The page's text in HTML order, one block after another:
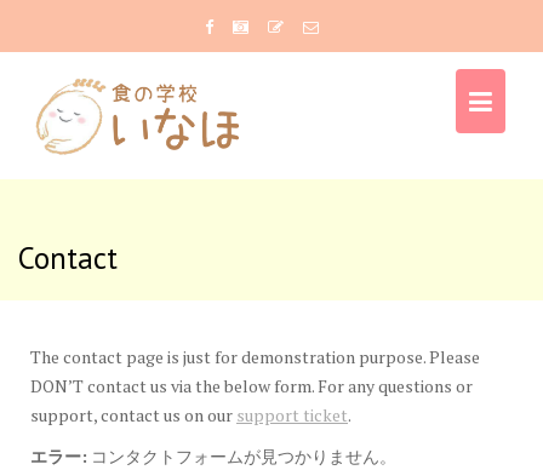
Contact
The contact page is just for demonstration purpose. Please
DON’T contact us via the below form. For any questions or
support, contact us on our support ticket.
エラー: コンタクトフォームが見つかりません。